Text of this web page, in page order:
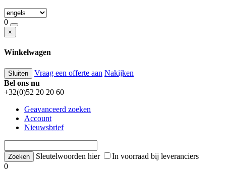
0
×
Winkelwagen
Sluiten Vraag een offerte aan Nakijken
Bel ons nu
+32(0)52 20 20 60
Geavanceerd zoeken
Account
Nieuwsbrief
Sleutelwoorden hier
In voorraad bij leveranciers
0